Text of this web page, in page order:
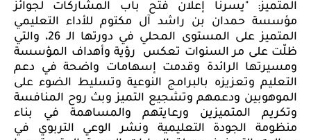
المتميز: "يسرنا إعلان فتح باب المشاركات لجوائز
مؤسسة حمدان بن راشد آل مكتوم للأداء التعليمي
المتميز على المستوى المحلي في دورتها الـ 26، والتي
ظلّت على مر السنوات تعكس
رؤية وأهداف المؤسسة
ومسيرتها الرائدة وقدمت إسهامات واضحة في دعم
التعليم وتعزيزه بالبرامج النوعية وتسليط الضوء على
الموهوبين ودعمهم وتشجيع التميز وبث روح المنافسة
وتكريم المتميزين ورعايتهم والمساهمة في بناء
منظومة الجودة التعليمية ونشر الوعي التربوي في